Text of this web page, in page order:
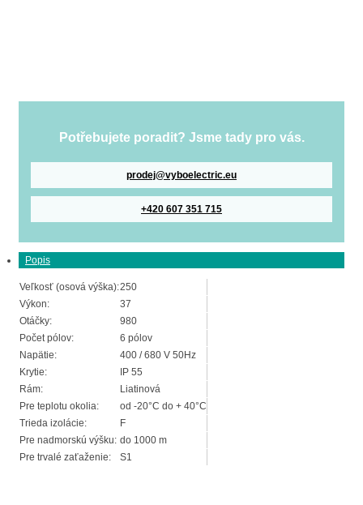
Potřebujete poradit? Jsme tady pro vás.
prodej@vyboelectric.eu
+420 607 351 715
Popis
Veľkosť (osová výška):250
Výkon:
37
Otáčky:
980
Počet pólov:
6 pólov
Napätie:
400 / 680 V 50Hz
Krytie:
IP 55
Rám:
Liatinová
Pre teplotu okolia:
od -20°C do + 40°C
Trieda izolácie:
F
Pre nadmorskú výšku: do 1000 m
Pre trvalé zaťaženie:
S1